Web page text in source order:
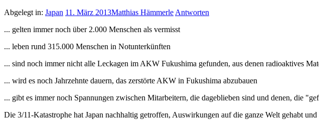
Abgelegt in: Japan 11. März 2013Matthias Hämmerle Antworten
... gelten immer noch über 2.000 Menschen als vermisst
... leben rund 315.000 Menschen in Notunterkünften
... sind noch immer nicht alle Leckagen im AKW Fukushima gefunden, aus denen radioaktives
... wird es noch Jahrzehnte dauern, das zerstörte AKW in Fukushima abzubauen
... gibt es immer noch Spannungen zwischen Mitarbeitern, die dageblieben sind und denen, die
Die 3/11-Katastrophe hat Japan nachhaltig getroffen, Auswirkungen auf die ganze Welt gehabt